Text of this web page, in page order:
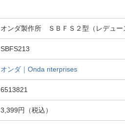
オンダ製作所 ＳＢＦＳ２型（レデュ
SBFS213
オンダ｜Onda nterprises
6513821
3,399円（税込）